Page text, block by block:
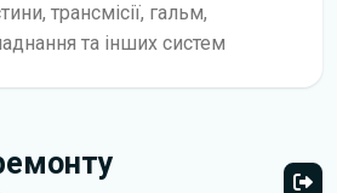
трансмісії, гальм,
та інших систем